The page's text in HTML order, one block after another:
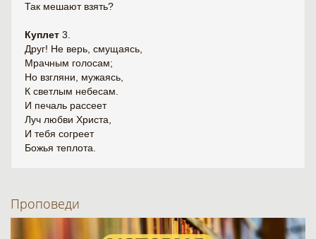
Так мешают взять?
Куплет 3.
Друг! Не верь, смущаясь,
Мрачным голосам;
Но взгляни, мужаясь,
К светлым небесам.
И печаль рассеет
Луч любви Христа,
И тебя согреет
Божья теплота.
Проповеди